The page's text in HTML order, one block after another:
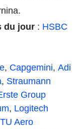
du jour : HSBC
, Capgemini, Adi
, Straumann
Group
, Logitech
Aero